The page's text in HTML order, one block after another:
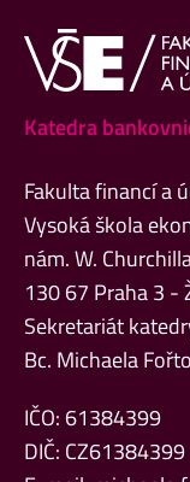
Katedra
Fakulta financí a
Vysoká škola
nám. W.
130 67 Praha 3 -
Sekretariát
Bc. Michaela
IČO: 61384399
DIČ: CZ61384399